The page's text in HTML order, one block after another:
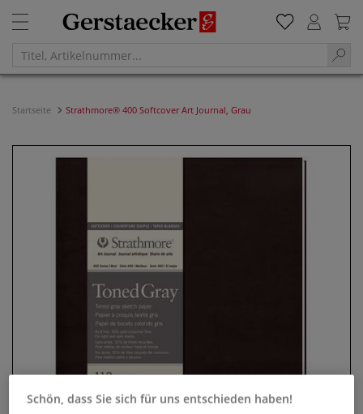
Startseite Strathmore® 400 Softcover Art Journal, Grau
Schön, dass Sie sich für uns entschieden haben!